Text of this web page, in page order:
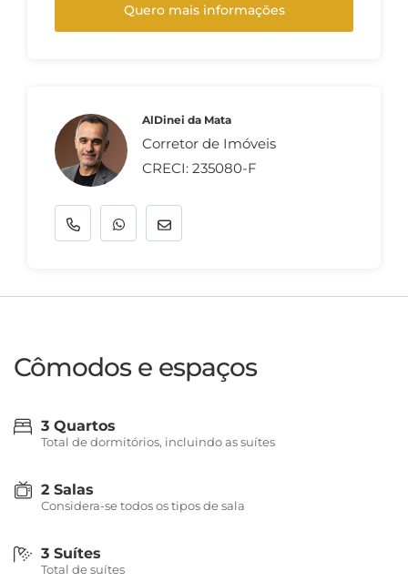
Quero mais informações
AlDinei da Mata
Corretor de Imóveis
CRECI: 235080-F
Cômodos e espaços
3 Quartos
Total de dormitórios, incluindo as suítes
2 Salas
Considera-se todos os tipos de sala
3 Suítes
Total de suítes